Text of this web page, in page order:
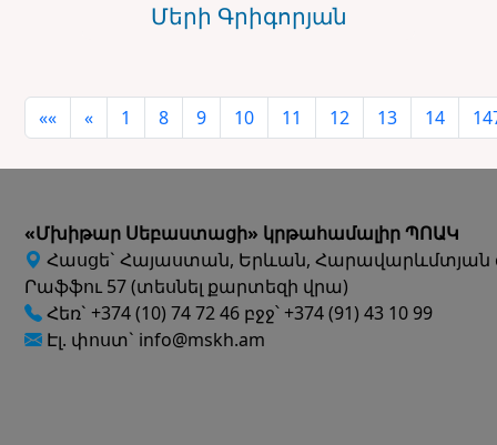
Մերի Գրիգորյան
«« « 1 8 9 10 11 12 13 14
«Մխիթար Սեբաստացի» կրթահամալիր ՊՈԱԿ
Հասցե` Հայաստան, Երևան, Հարավարևմտյան
Րաֆֆու 57 (տեսնել քարտեզի վրա)
Հեռ` +374 (10) 74 72 46 բջջ՝ +374 (91) 43 10 99
Էլ. փոստ` info@mskh.am